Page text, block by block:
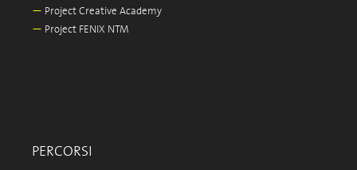
— Project Creative Academy
— Project FENIX NTM
PERCORSI